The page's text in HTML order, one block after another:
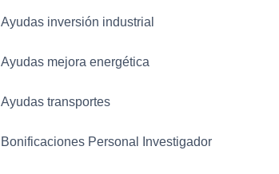
Ayudas inversión industrial
Ayudas mejora energética
Ayudas transportes
Bonificaciones Personal Investigador